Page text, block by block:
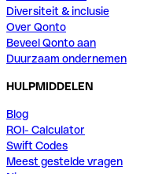
Diversiteit & inclusie
Over Qonto
Beveel Qonto aan
Duurzaam ondernemen
HULPMIDDELEN
Blog
ROI- Calculator
Swift Codes
Meest gestelde vragen